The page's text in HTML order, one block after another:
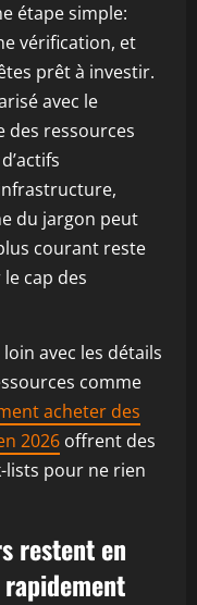
étape simple:
vérification, et
prêt à investir.
avec le
des ressources
du jargon peut
courant reste
cap des
avec les détails
comme
acheter des
2026 offrent des
pour ne rien
restent en